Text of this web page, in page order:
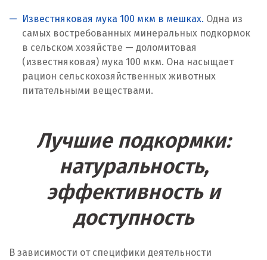
Красноярск
Крым
Курск
Лангепас
Липецк
Лыткарино
Известняковая мука 100 мкм в мешках. Одна из
самых востребованных минеральных подкормок
в сельском хозяйстве — доломитовая
(известняковая) мука 100 мкм. Она насыщает
рацион сельскохозяйственных животных
питательными веществами.
Лучшие подкормки:
натуральность,
эффективность и
доступность
В зависимости от специфики деятельности